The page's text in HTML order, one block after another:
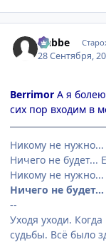
Nabbe
28 Сентября,
Berrimor А я
сих пор входим в
Никому не
Ничего не будет...
Никому не
Ничего не
--
Уходя уходи.
судьбы. Всё было